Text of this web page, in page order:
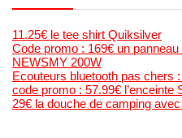
11.25€ le tee shirt Quiksilver
Code promo : 169€ un
NEWSMY 200W
Ecouteurs bluetooth pas chers
code promo : 57.99€ l’enceinte
29€ la douche de camping